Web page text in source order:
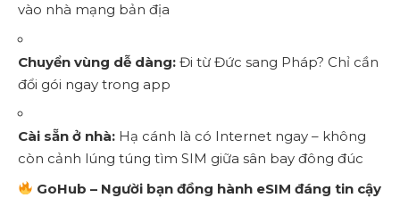
vào nhà mạng bản địa
Chuyển vùng dễ dàng: Đi từ Đức sang Pháp? Chỉ cần
đổi gói ngay trong app
Cài sẵn ở nhà: Hạ cánh là có Internet ngay – không
còn cảnh lúng túng tìm SIM giữa sân bay đông đúc
GoHub – Người bạn đồng hành eSIM đáng tin cậy